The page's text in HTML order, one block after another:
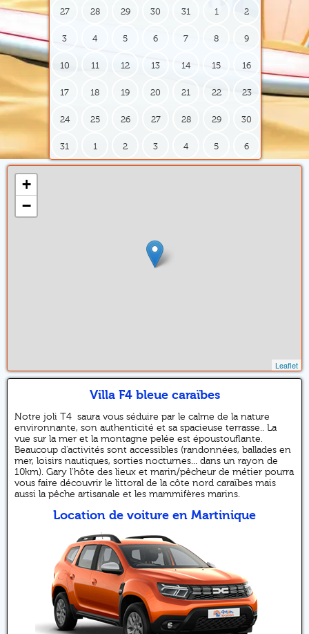
27 28 29 30 31 1 2
3 4 5 6 7 8 9
10 11 12 13 14 15 16
17 18 19 20 21 22 23
24 25 26 27 28 29 30
31 1 2 3 4 5 6
+
−
Leaflet
Villa F4 bleue caraïbes
Notre joli T4 saura vous séduire par le calme de la nature
environnante, son authenticité et sa spacieuse terrasse.. La
vue sur la mer et la montagne pelée est époustouflante.
Beaucoup d'activités sont accessibles (randonnées, ballades en
mer, loisirs nautiques, sorties nocturnes... dans un rayon de
10km). Gary l'hôte des lieux et marin/pêcheur de métier pourra
vous faire découvrir le littoral de la côte nord caraïbes mais
aussi la pêche artisanale et les mammifères marins.
Location de voiture en Martinique